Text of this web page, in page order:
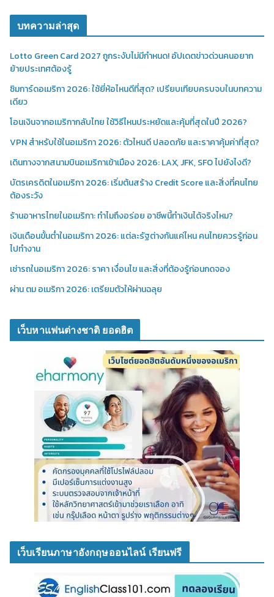
บทความล่าสุด
Lotto Green Card 2027 ถูกระงับไม่มีกำหนด! อัปเดตข่าวด่วนคนอยาก
ย้ายประเทศต้องรู้
ซิมการ์ดอเมริกา 2026: ใช้ยี่ห้อไหนดีที่สุด? เปรียบเทียบครบจบในบทความ
เดียว
โอนเงินจากอเมริกากลับไทย ใช้วิธีไหนประหยัดและคุ้มที่สุดในปี 2026?
VPN สำหรับใช้ในอเมริกา 2026: ตัวไหนดี ปลอดภัย และราคาคุ้มค่าที่สุด?
เดินทางจากสนามบินอเมริกาเข้าเมือง 2026: LAX, JFK, SFO ไปยังไงดี?
บัตรเครดิตในอเมริกา 2026: เริ่มต้นสร้าง Credit Score และสิ่งที่คนไทย
ต้องระวัง
ร้านอาหารไทยในอเมริกา: ทำไมถึงอร่อย อาชีพนี้ทำเงินได้จริงไหม?
เงินเดือนขั้นต่ำในอเมริกา 2026: แต่ละรัฐต่างกันแค่ไหน คนไทยควรรู้ก่อน
ไปทำงาน
เช่ารถในอเมริกา 2026: ราคา เงื่อนไข และสิ่งที่ต้องรู้ก่อนกดจอง
ผ่าน ตม อเมริกา 2026: เตรียมตัวให้ผ่านฉลุย
เว็บหาแฟนต่างชาติ ยอดฮิต
เว็บเรียนภาษาอังกฤษออนไลน์ เรียนฟรี